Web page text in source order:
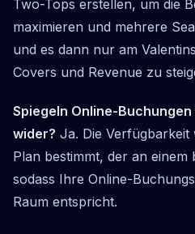
Two-Tops erstellen, um die
maximieren und mehrere
und es dann nur am
Covers und Revenue zu
Spiegeln Online-
wider? Ja. Die
Plan bestimmt, der an einem
sodass Ihre Online-
Raum entspricht.